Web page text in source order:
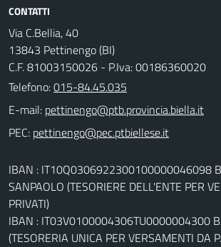
CONTATTI
Via C.Bellia, 40
13843 Pettinengo (BI)
C.F. 81003150026 - P.Iva: 00186360020
Telefono:015-84.45.035
E-mail:
PEC:
IBAN : IT10Q0306922300100000046098
SANPAOLO (TESORIERE DELL'ENTE PER
PRIVATI)
IBAN : IT03V0100004306TU0000004300
(TESORERIA UNICA PER VERSAMENTI DA